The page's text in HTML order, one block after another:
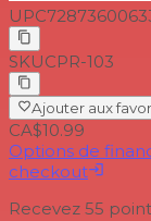
UPC
SKUCPR-103
Ajouter aux
CA$10.99
Options de
checkout
Recevez 55